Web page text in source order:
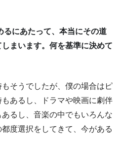
るにあたって、本当にその道
まいます。何を基準に決めて
そうでしたが、僕の場合はピ
あるし、ドラマや映画に劇伴
るし、音楽の中でもいろんな
度選択をしてきて、今がある